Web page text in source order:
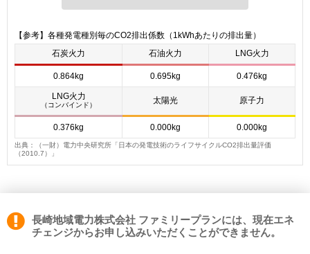
【参考】各種発電種別毎のCO2排出係数（1kWhあたりの排出量）
石炭火力
石油火力 LNG火力
0.864kg 0.695kg 0.476kg
LNG火力
（コンバインド） 太陽光 原子力
0.376kg 0.000kg 0.000kg
出典：（一財）電力中央研究所「日本の発電技術のライフサイクルCO2排出量評価
（2010.7）」
長崎地域電力株式会社 ファミリープランには、現在エネ
チェンジからお申し込みいただくことができません。